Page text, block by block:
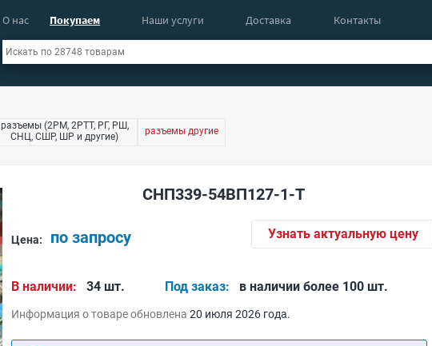
О нас Покупаем Наши услуги Доставка Контакты
разъемы (2РМ, 2РТТ, РГ, РШ,
СНЦ, СШР, ШР и другие)
разъемы другие
СНП339-54ВП127-1-Т
Цена: по запросу Узнать актуальную цену
В наличии: 34 шт. Под заказ: в наличии более 100 шт.
Информация о товаре обновлена20 июля 2026 года.